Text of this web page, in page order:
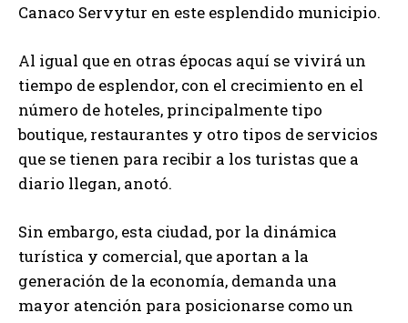
Canaco Servytur en este esplendido municipio.
Al igual que en otras épocas aquí se vivirá un
tiempo de esplendor, con el crecimiento en el
número de hoteles, principalmente tipo
boutique, restaurantes y otro tipos de servicios
que se tienen para recibir a los turistas que a
diario llegan, anotó.
Sin embargo, esta ciudad, por la dinámica
turística y comercial, que aportan a la
generación de la economía, demanda una
mayor atención para posicionarse como un